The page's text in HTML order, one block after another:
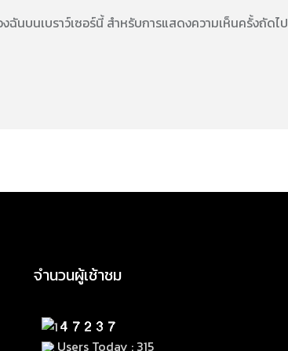
ฉันบนเบราว์เซอร์นี้ สำหรับการแสดงความเห็นครั้งถัดไป
จำนวนผู้เช้าชม
Users Today : 315